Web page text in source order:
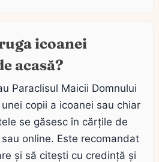
icoanei
acasă?
Paraclisul Maicii Domnului
copii a icoanei sau chiar
se găsesc în cărțile de
online. Este recomandat
și să citești cu credință și